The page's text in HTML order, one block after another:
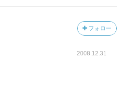
フォロー
2008.12.31